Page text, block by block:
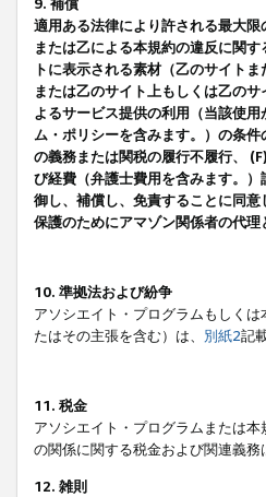
9. 補償
適用ある法律により許される最大
または乙による本規約の違反に関
トに表示される素材（乙のサイト
または乙のサイト上もしくは乙の
よるサービス提供の利用（当該使
ム・ポリシーを含みます。）の条
の義務または関税の履行不履行、
び経費（弁護士費用を含みます。
御し、補償し、免責することに同
保護のためにアマゾン関係者の代
10. 準拠法および紛争
アソシエイト・プログラムもしく
たはその主張を含む）は、 別紙2記
11. 税金
アソシエイト・プログラムまたは
の関係に関する税金および関連義務
12. 雑則